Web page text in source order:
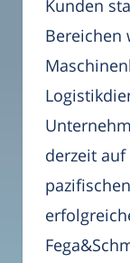
Kunden
Bereichen
derzeit